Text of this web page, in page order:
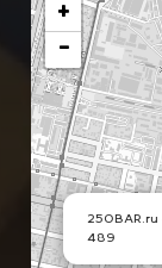
250BAR.ru
489
+
−